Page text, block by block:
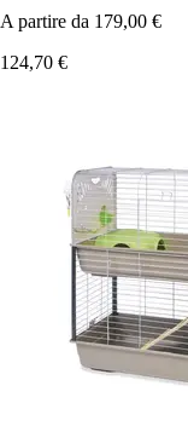
A partire da 179,00 €
124,70 €